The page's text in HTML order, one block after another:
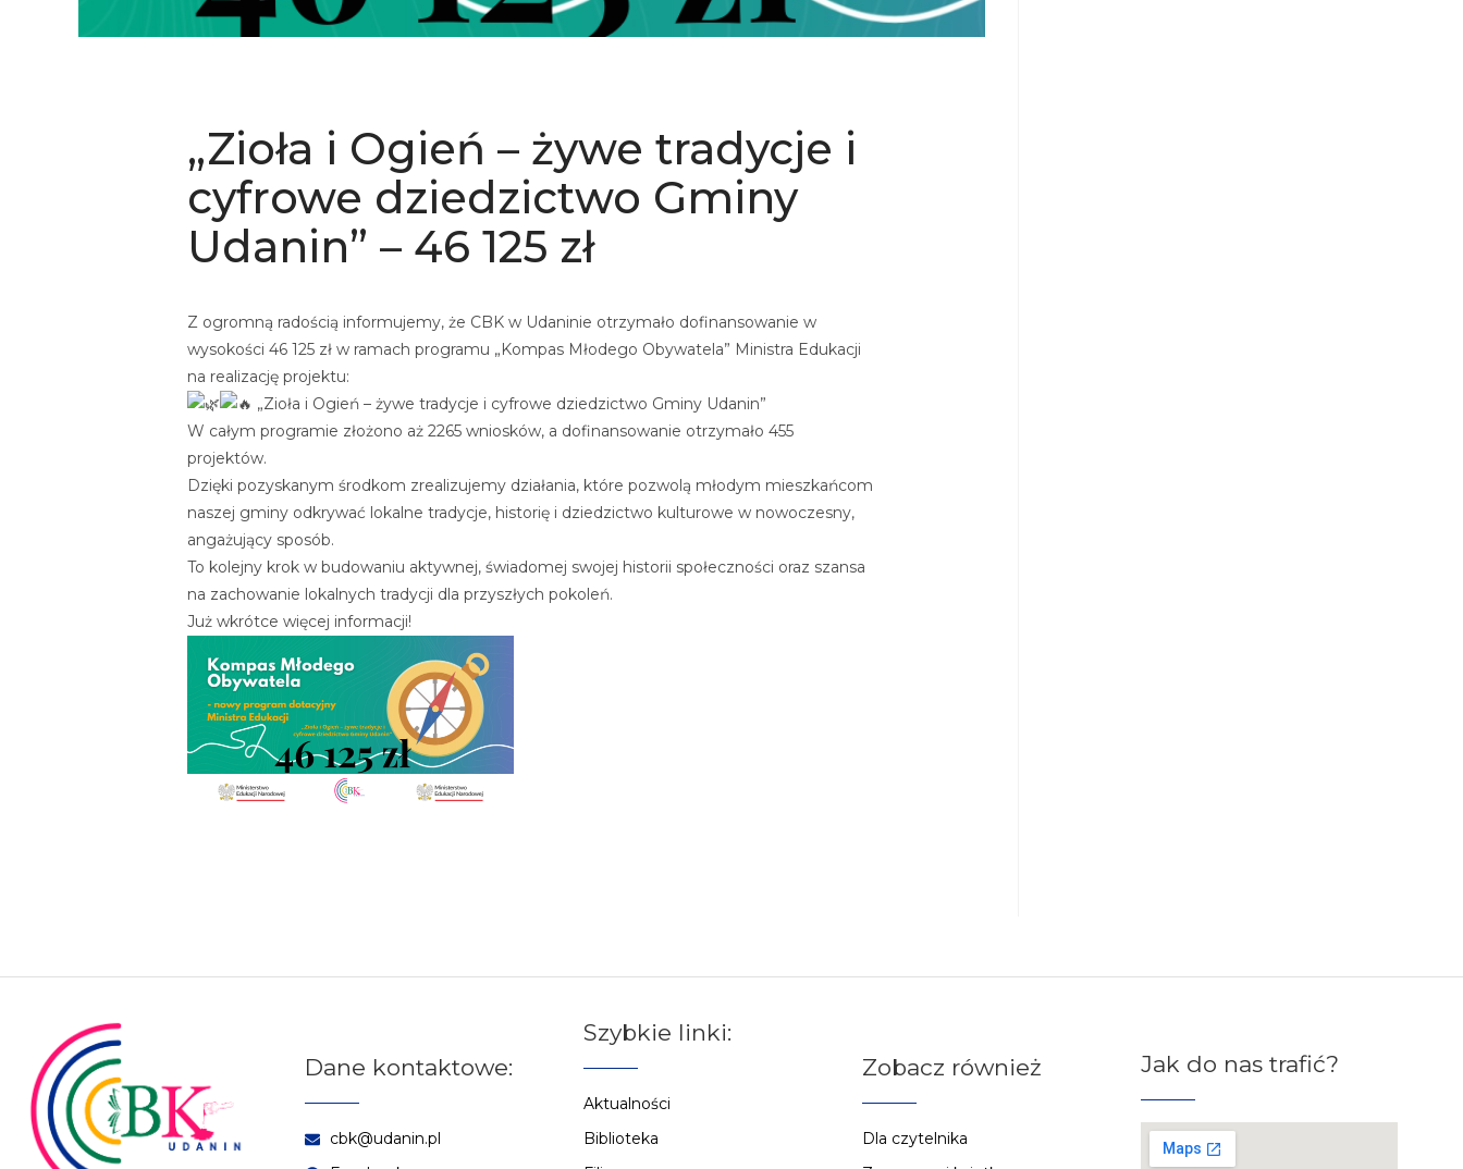
„Zioła i Ogień – żywe tradycje i
cyfrowe dziedzictwo Gminy
Udanin” – 46 125 zł
Z ogromną radością informujemy, że CBK w Udaninie otrzymało dofinansowanie w
wysokości 46 125 zł w ramach programu „Kompas Młodego Obywatela” Ministra Edukacji
na realizację projektu:
„Zioła i Ogień – żywe tradycje i cyfrowe dziedzictwo Gminy Udanin”
W całym programie złożono aż 2265 wniosków, a dofinansowanie otrzymało 455
projektów.
Dzięki pozyskanym środkom zrealizujemy działania, które pozwolą młodym mieszkańcom
naszej gminy odkrywać lokalne tradycje, historię i dziedzictwo kulturowe w nowoczesny,
angażujący sposób.
To kolejny krok w budowaniu aktywnej, świadomej swojej historii społeczności oraz szansa
na zachowanie lokalnych tradycji dla przyszłych pokoleń.
Już wkrótce więcej informacji!
Dane kontaktowe:
cbk@udanin.pl
Szybkie linki:
Aktualności
Biblioteka
Zobacz również
Dla czytelnika
Jak do nas trafić?